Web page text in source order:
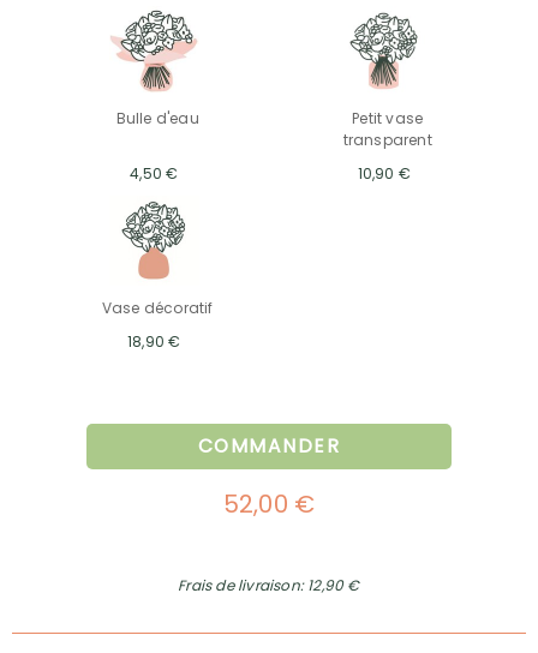
Bulle d'eau
4,50 €
Petit vase
transparent
10,90 €
Vase décoratif
18,90 €
COMMANDER
52,00 €
Frais de livraison: 12,90 €